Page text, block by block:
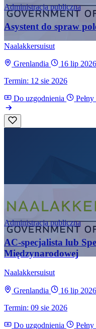
Administracja publiczna
Asystent do spraw
Naalakkersuisut
Grenlandia
16 lip 2026
Termin: 12 sie 2026
Do uzgodnienia Pełny
Administracja publiczna
AC-specjalista lub
Międzynarodowej
Naalakkersuisut
Grenlandia
16 lip 2026
Termin: 09 sie 2026
Do uzgodnienia Pełny